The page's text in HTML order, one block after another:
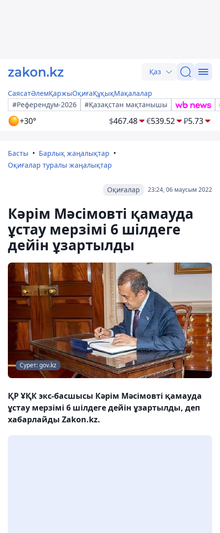
Қаз
СаясатӘлемҚаржыОқиғаҚұқықМақалалар
#Референдум-2026
#Қазақстан мақтанышы
+30° $467.48 €539.52 ₽5.73
Басты
Барлық жаңалықтар
Оқиғалар туралы жаңалықтар
23:24, 06 маусым 2022
Оқиғалар
Кәрім Мәсімовті қамауда
ұстау мерзімі 6 шілдеге
дейін ұзартылды
Сурет: gov.kz
ҚР ҰҚК экс-басшысы Кәрім Мәсімовті қамауда
ұстау мерзімі 6 шілдеге дейін ұзартылды, деп
хабарлайды Zakon.kz.